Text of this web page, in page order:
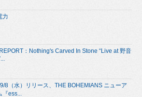
力
：Nothing's Carved In Stone “Live at 野音
8（水）リリース、THE BOHEMIANS ニューア
『ess...